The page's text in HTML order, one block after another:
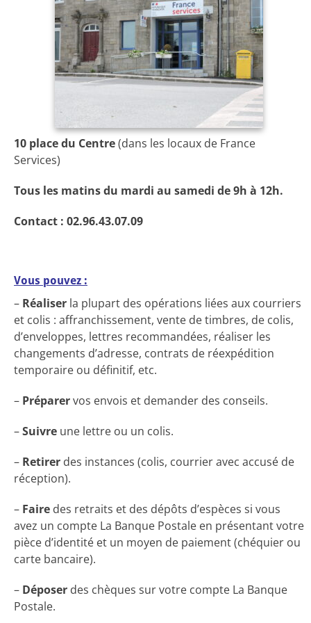
10 place du Centre(dans les locaux de France
Services)
Tous les matins du mardi au samedi de 9h à 12h.
Contact : 02.96.43.07.09
Vous pouvez :
– Réaliser la plupart des opérations liées aux courriers
et colis : affranchissement, vente de timbres, de colis,
d’enveloppes, lettres recommandées, réaliser les
changements d’adresse, contrats de réexpédition
temporaire ou définitif, etc.
– Préparervos envois et demander des conseils.
–Suivre une lettre ou un colis.
– Retirer des instances (colis, courrier avec accusé de
réception).
– Faire des retraits et des dépôts d’espèces si vous
avez un compte La Banque Postale en présentant votre
pièce d’identité et un moyen de paiement (chéquier ou
carte bancaire).
– Déposer des chèques sur votre compte La Banque
Postale.